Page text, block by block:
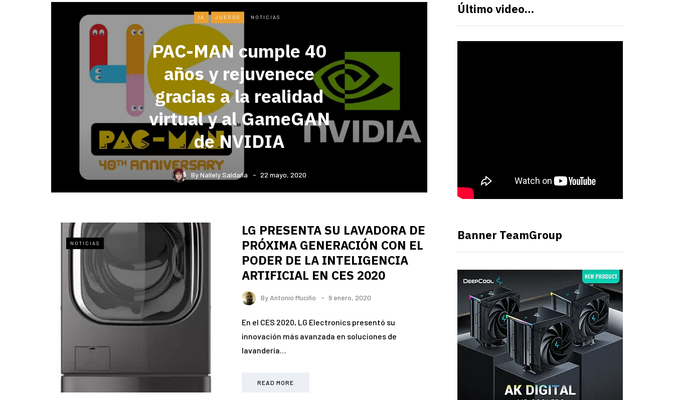
IA JUEGOS NOTICIAS
PAC-MAN cumple 40
años y rejuvenece
gracias a la realidad
virtual y al GameGAN
de NVIDIA
ByNallely Saldaña 22 mayo, 2020
NOTICIAS
LG PRESENTA SU LAVADORA DE
PRÓXIMA GENERACIÓN CON EL
PODER DE LA INTELIGENCIA
ARTIFICIAL EN CES 2020
By Antonio Muciño 9 enero, 2020
En el CES 2020, LG Electronics presentó su
innovación más avanzada en soluciones de
lavandería…
READ MORE
Último video…
Banner TeamGroup